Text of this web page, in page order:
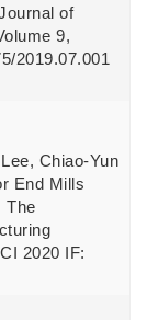
of
9,
2019.07.001
Chiao-Yun
End Mills
The
2020 IF: